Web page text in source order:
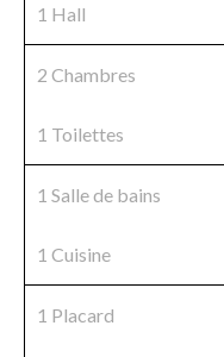
1 Hall
2 Chambres
1 Toilettes
1 Salle de bains
1 Cuisine
1 Placard